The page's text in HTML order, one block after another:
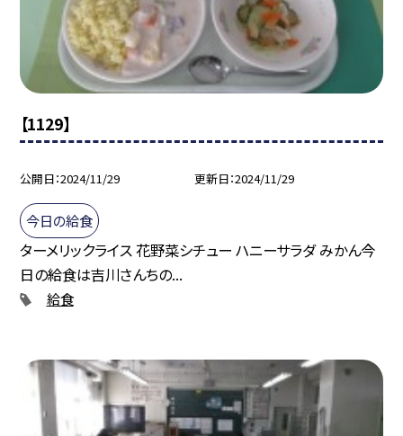
【1129】
公開日 2024/11/29 更新日 2024/11/29
今日の給食
ターメリックライス 花野菜シチュー ハニーサラダ みかん今
日の給食は吉川さんちの...
給食